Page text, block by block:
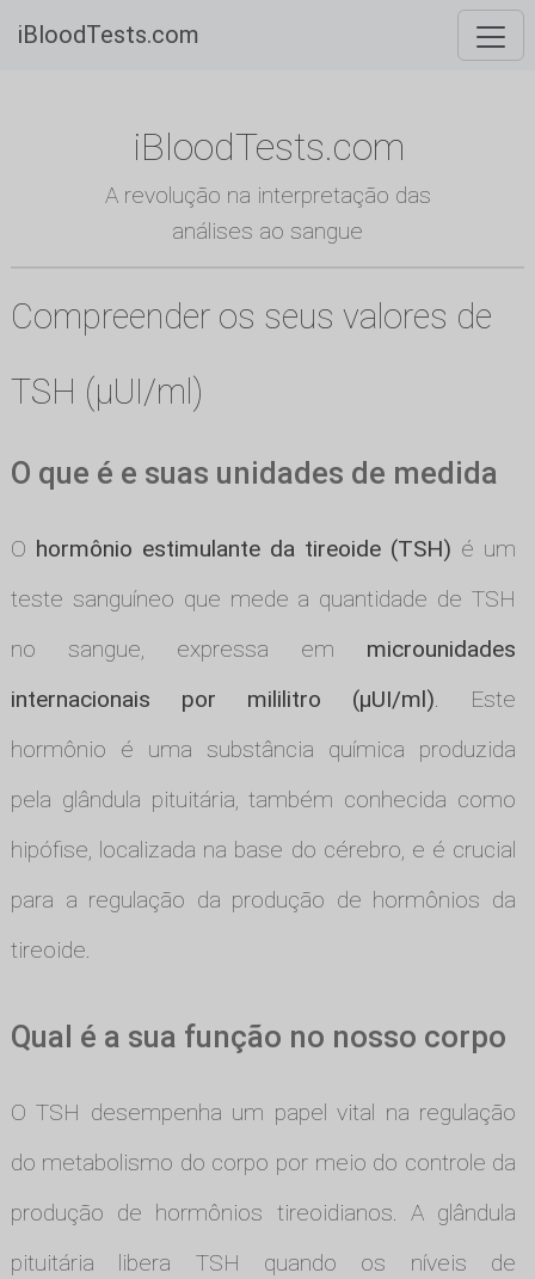
iBloodTests.com
iBloodTests.com
A revolução na interpretação das
análises ao sangue
Compreender os seus valores de
TSH (µUI/ml)
O que é e suas unidades de medida
O hormônio estimulante da tireoide (TSH) é um
teste sanguíneo que mede a quantidade de TSH
no sangue, expressa em microunidades
internacionais por mililitro (µUI/ml). Este
hormônio é uma substância química produzida
pela glândula pituitária, também conhecida como
hipófise, localizada na base do cérebro, e é crucial
para a regulação da produção de hormônios da
tireoide.
Qual é a sua função no nosso corpo
O TSH desempenha um papel vital na regulação
do metabolismo do corpo por meio do controle da
produção de hormônios tireoidianos. A glândula
pituitária libera TSH quando os níveis de